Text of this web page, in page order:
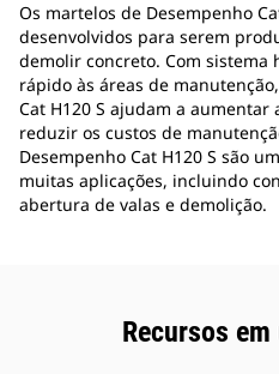
Os martelos de Desempenho
desenvolvidos para serem
demolir concreto. Com sistema
rápido às áreas de
Cat H120 S ajudam a
reduzir os custos de
Desempenho Cat H120 S são
muitas aplicações, incluindo
abertura de valas e demolição.
Recursos